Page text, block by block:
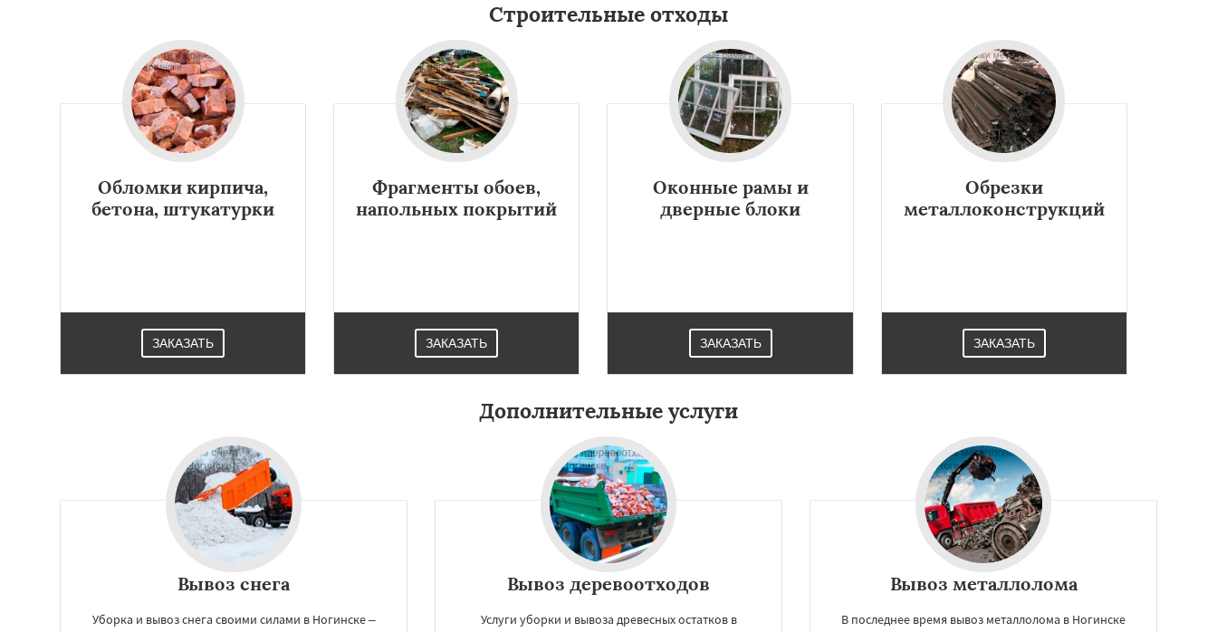
Строительные отходы
Обломки кирпича,
бетона, штукатурки
ЗАКАЗАТЬ
Фрагменты обоев,
напольных покрытий
ЗАКАЗАТЬ
Оконные рамы и
дверные блоки
ЗАКАЗАТЬ
Обрезки
металлоконструкций
ЗАКАЗАТЬ
Дополнительные услуги
Вывоз снега
Уборка и вывоз снега своими силами в Ногинске –
Вывоз деревоотходов
Услуги уборки и вывоза древесных остатков в
Вывоз металлолома
В последнее время вывоз металлолома в Ногинске